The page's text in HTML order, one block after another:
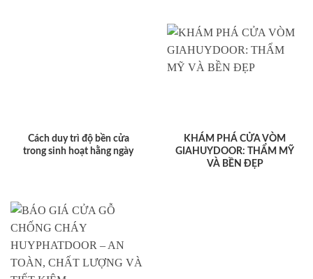
Cách duy trì độ bền cửa
trong sinh hoạt hằng ngày
KHÁM PHÁ CỬA VÒM
GIAHUYDOOR: THẨM MỸ
VÀ BỀN ĐẸP